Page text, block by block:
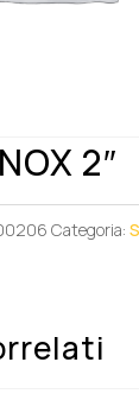
2″
Categoria: